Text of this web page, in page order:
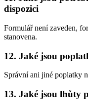
dispozici
Formulář není zaveden,
stanovena.
12. Jaké jsou
Správní ani jiné poplatky
13. Jaké jsou lhůty